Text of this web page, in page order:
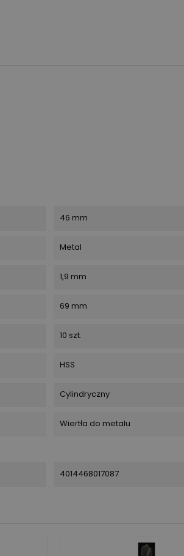
46 mm
Metal
1,9 mm
69 mm
10 szt.
HSS
Cylindryczny
Wiertła do metalu
4014468017087